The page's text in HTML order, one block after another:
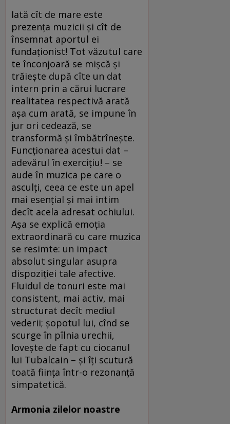
Iată cît de mare este
prezenţa muzicii şi cît de
însemnat aportul ei
fundaţionist! Tot văzutul care
te înconjoară se mişcă şi
trăieşte după cîte un dat
intern prin a cărui lucrare
realitatea respectivă arată
aşa cum arată, se impune în
jur ori cedează, se
transformă şi îmbătrîneşte.
Funcţionarea acestui dat –
adevărul în exerciţiu! – se
aude în muzica pe care o
asculţi, ceea ce este un apel
mai esenţial şi mai intim
decît acela adresat ochiului.
Aşa se explică emoţia
extraordinară cu care muzica
se resimte: un impact
absolut singular asupra
dispoziţiei tale afective.
Fluidul de tonuri este mai
consistent, mai activ, mai
structurat decît mediul
vederii; şopotul lui, cînd se
scurge în pîlnia urechii,
loveşte de fapt cu ciocanul
lui Tubalcain – şi îţi scutură
toată fiinţa într-o rezonanţă
simpatetică.
Armonia zilelor noastre